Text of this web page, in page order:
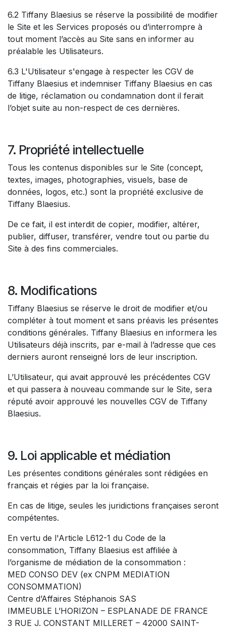
6.2 Tiffany Blaesius se réserve la possibilité de modifier
le Site et les Services proposés ou d’interrompre à
tout moment l’accès au Site sans en informer au
préalable les Utilisateurs.
6.3 L'Utilisateur s'engage à respecter les CGV de
Tiffany Blaesius et indemniser Tiffany Blaesius en cas
de litige, réclamation ou condamnation dont il ferait
l’objet suite au non-respect de ces dernières.
7. Propriété intellectuelle
Tous les contenus disponibles sur le Site (concept,
textes, images, photographies, visuels, base de
données, logos, etc.) sont la propriété exclusive de
Tiffany Blaesius.
De ce fait, il est interdit de copier, modifier, altérer,
publier, diffuser, transférer, vendre tout ou partie du
Site à des fins commerciales.
8. Modifications
Tiffany Blaesius se réserve le droit de modifier et/ou
compléter à tout moment et sans préavis les présentes
conditions générales. Tiffany Blaesius en informera les
Utilisateurs déjà inscrits, par e-mail à l’adresse que ces
derniers auront renseigné lors de leur inscription.
L’Utilisateur, qui avait approuvé les précédentes CGV
et qui passera à nouveau commande sur le Site, sera
réputé avoir approuvé les nouvelles CGV de Tiffany
Blaesius.
9. Loi applicable et médiation
Les présentes conditions générales sont rédigées en
français et régies par la loi française.
En cas de litige, seules les juridictions françaises seront
compétentes.
En vertu de l'Article L612-1 du Code de la
consommation, Tiffany Blaesius est affiliée à
l’organisme de médiation de la consommation :
MED CONSO DEV (ex CNPM MEDIATION
CONSOMMATION)
Centre d’Affaires Stéphanois SAS
IMMEUBLE L’HORIZON – ESPLANADE DE FRANCE
3 RUE J. CONSTANT MILLERET – 42000 SAINT-